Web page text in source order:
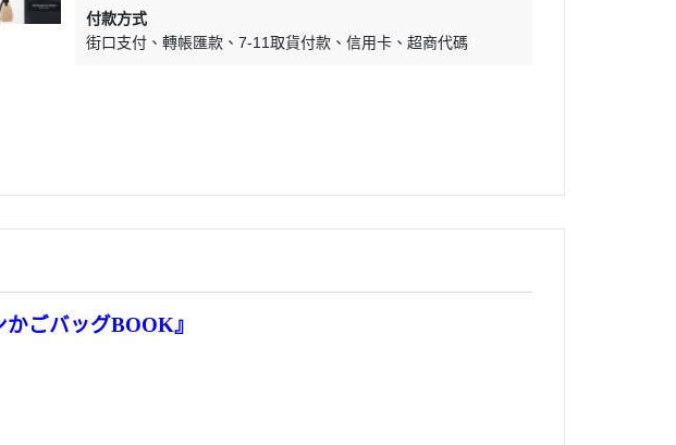
付款方式
街口支付
轉帳匯款 7-11取貨付款 信用卡 超商代碼
ごバッグBOOK』